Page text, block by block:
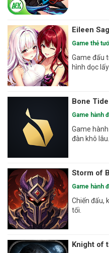
Eileen
Game thẻ
Game đấu
hình dọc
Bone Tide
Game hành
Game
đàn khô lâu.
Storm of
Game hành
Chiến đấu,
tối.
Knight of